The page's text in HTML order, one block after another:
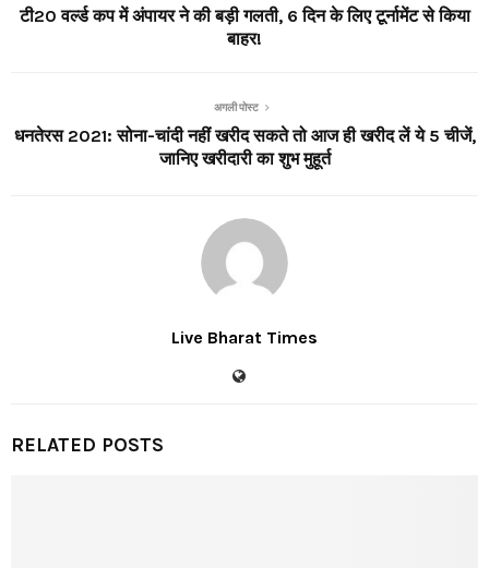
टी20 वर्ल्ड कप में अंपायर ने की बड़ी गलती, 6 दिन के लिए टूर्नामेंट से किया
बाहर!
अगली पोस्ट
धनतेरस 2021: सोना-चांदी नहीं खरीद सकते तो आज ही खरीद लें ये 5 चीजें,
जानिए खरीदारी का शुभ मुहूर्त
Live Bharat Times
RELATED POSTS